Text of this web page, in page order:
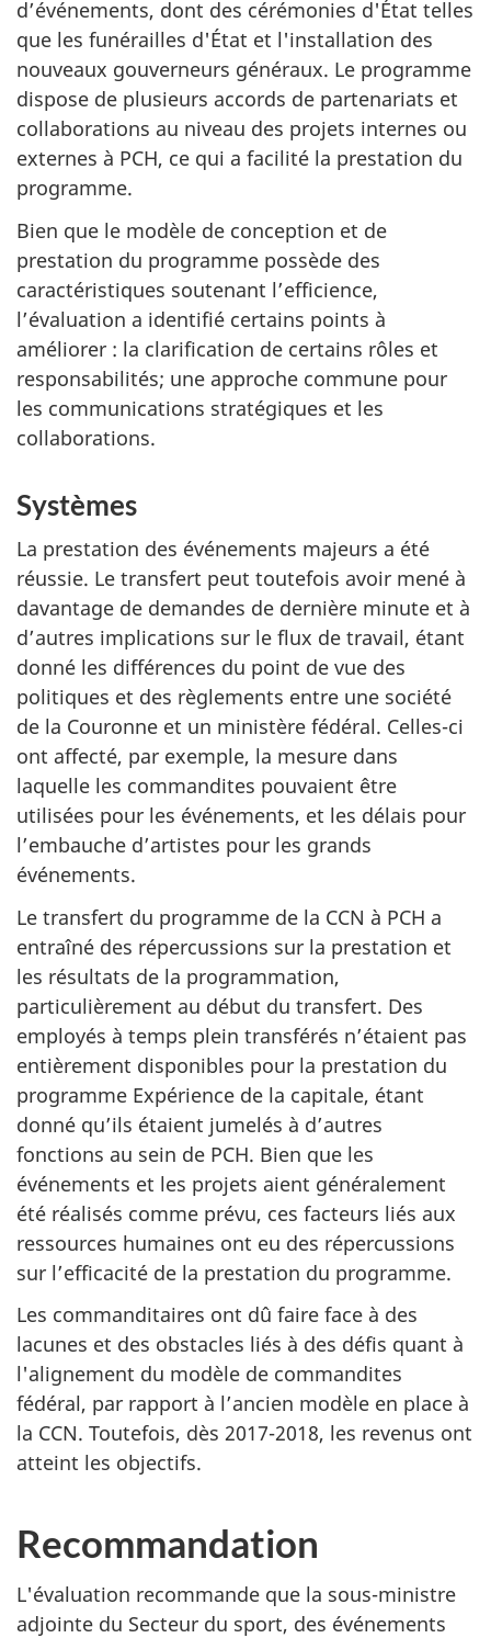
d’événements, dont des cérémonies d'État telles
que les funérailles d'État et l'installation des
nouveaux gouverneurs généraux. Le programme
dispose de plusieurs accords de partenariats et
collaborations au niveau des projets internes ou
externes à PCH, ce qui a facilité la prestation du
programme.
Bien que le modèle de conception et de
prestation du programme possède des
caractéristiques soutenant l’efficience,
l’évaluation a identifié certains points à
améliorer : la clarification de certains rôles et
responsabilités; une approche commune pour
les communications stratégiques et les
collaborations.
Systèmes
La prestation des événements majeurs a été
réussie. Le transfert peut toutefois avoir mené à
davantage de demandes de dernière minute et à
d’autres implications sur le flux de travail, étant
donné les différences du point de vue des
politiques et des règlements entre une société
de la Couronne et un ministère fédéral. Celles-ci
ont affecté, par exemple, la mesure dans
laquelle les commandites pouvaient être
utilisées pour les événements, et les délais pour
l’embauche d’artistes pour les grands
événements.
Le transfert du programme de la CCN à PCH a
entraîné des répercussions sur la prestation et
les résultats de la programmation,
particulièrement au début du transfert. Des
employés à temps plein transférés n’étaient pas
entièrement disponibles pour la prestation du
programme Expérience de la capitale, étant
donné qu’ils étaient jumelés à d’autres
fonctions au sein de PCH. Bien que les
événements et les projets aient généralement
été réalisés comme prévu, ces facteurs liés aux
ressources humaines ont eu des répercussions
sur l’efficacité de la prestation du programme.
Les commanditaires ont dû faire face à des
lacunes et des obstacles liés à des défis quant à
l'alignement du modèle de commandites
fédéral, par rapport à l’ancien modèle en place à
la CCN. Toutefois, dès 2017-2018, les revenus ont
atteint les objectifs.
Recommandation
L'évaluation recommande que la sous-ministre
adjointe du Secteur du sport, des événements